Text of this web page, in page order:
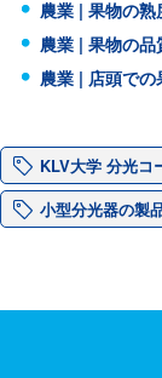
農業 | 果物の
農業 | 果物の
農業 | 店頭で
KLV大学 分光コ
小型分光器の製